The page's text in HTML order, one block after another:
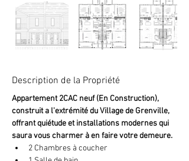
Description de la Propriété
Appartement 2CAC neuf (En Construction),
construit a l'extrémité du Village de Grenville,
offrant quiétude et installations modernes qui
saura vous charmer à en faire votre demeure.
2 Chambres à coucher